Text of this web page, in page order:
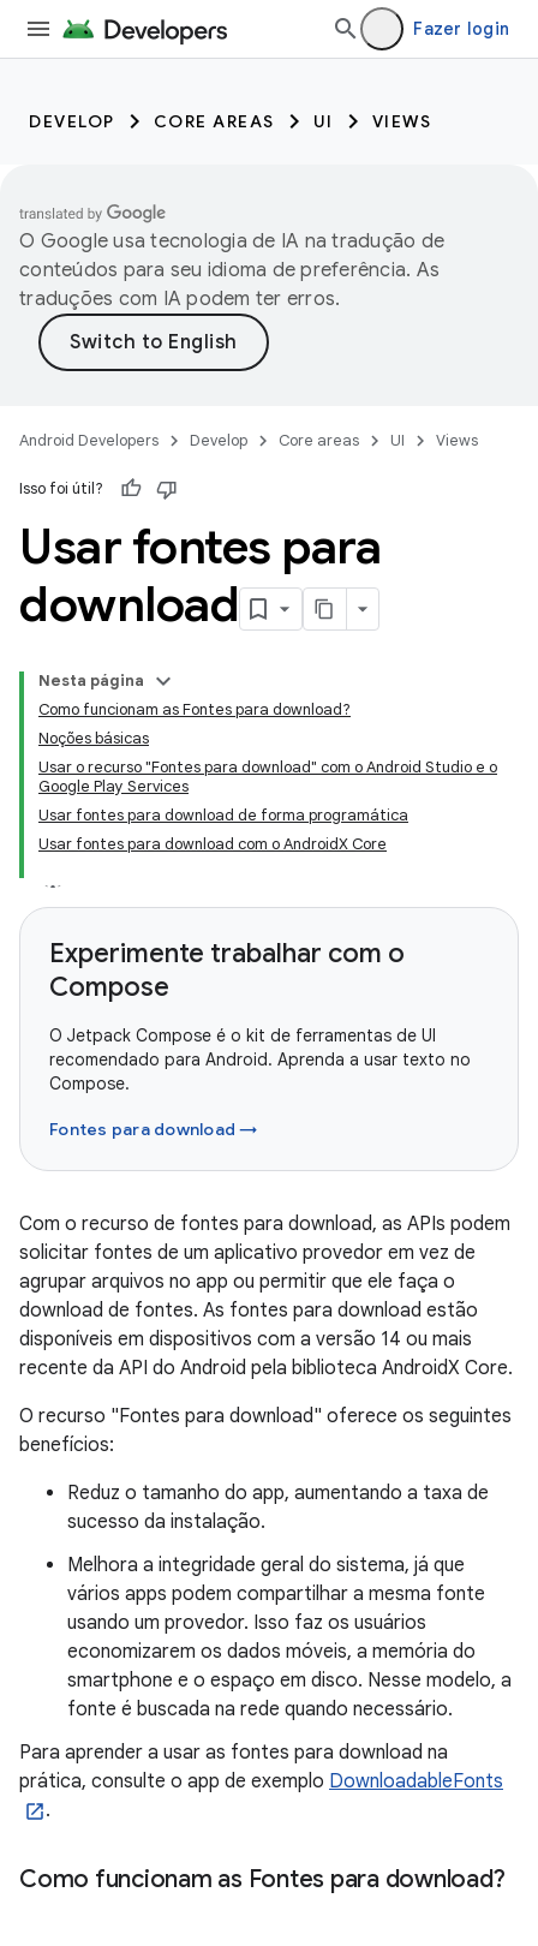
Fazer login
DEVELOP CORE AREAS UI VIEWS
O Google usa tecnologia de IA na tradução de
conteúdos para seu idioma de preferência. As
traduções com IA podem ter erros.
Android Developers Develop Core areas UI Views
Isso foi útil?
Usar fontes para
download
Nesta página
Como funcionam as Fontes para download?
Noções básicas
Usar o recurso "Fontes para download" com o Android Studio e o
Google Play Services
Usar fontes para download de forma programática
Usar fontes para download com o AndroidX Core
Experimente trabalhar com o
Compose
O Jetpack Compose é o kit de ferramentas de UI
recomendado para Android. Aprenda a usar texto no
Compose.
Fontes para download →
Com o recurso de fontes para download, as APIs podem
solicitar fontes de um aplicativo provedor em vez de
agrupar arquivos no app ou permitir que ele faça o
download de fontes. As fontes para download estão
disponíveis em dispositivos com a versão 14 ou mais
recente da API do Android pela biblioteca AndroidX Core.
O recurso "Fontes para download" oferece os seguintes
benefícios:
Reduz o tamanho do app, aumentando a taxa de
sucesso da instalação.
Melhora a integridade geral do sistema, já que
vários apps podem compartilhar a mesma fonte
usando um provedor. Isso faz os usuários
economizarem os dados móveis, a memória do
smartphone e o espaço em disco. Nesse modelo, a
fonte é buscada na rede quando necessário.
Para aprender a usar as fontes para download na
prática, consulte o app de exemplo DownloadableFonts
.
Como funcionam as Fontes para download?